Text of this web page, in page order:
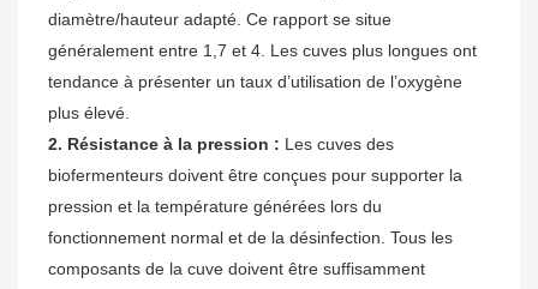
diamètre/hauteur adapté. Ce rapport se situe
généralement entre 1,7 et 4. Les cuves plus longues ont
tendance à présenter un taux d’utilisation de l’oxygène
plus élevé.
2. Résistance à la pression : Les cuves des
biofermenteurs doivent être conçues pour supporter la
pression et la température générées lors du
fonctionnement normal et de la désinfection. Tous les
composants de la cuve doivent être suffisamment